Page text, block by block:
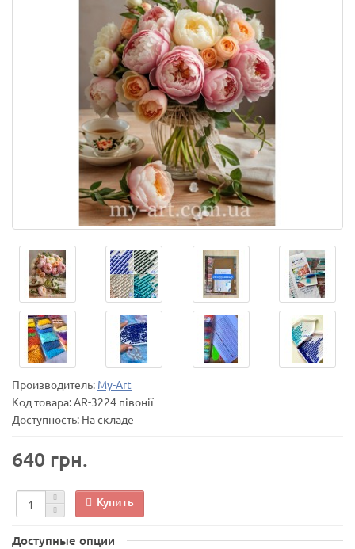
Производитель: My-Art
Код товара:AR-3224 півонії
Доступность: На складе
640 грн.
Купить
Доступные опции